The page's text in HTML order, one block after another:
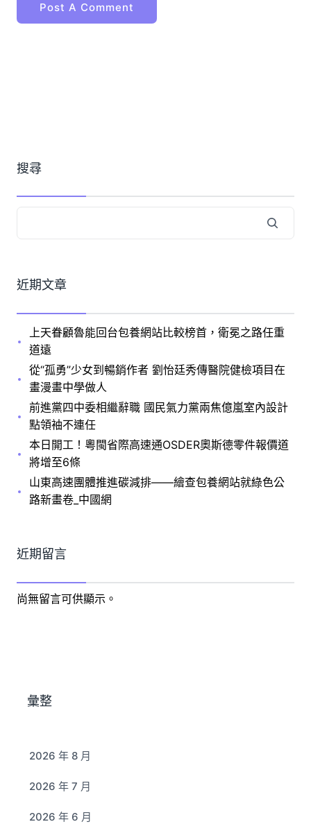
搜尋
近期文章
上天眷顧魯能回台包養網站比較榜首，衛冕之路任重
道遠
從“孤勇”少女到暢銷作者 劉怡廷秀傳醫院健檢項目在
畫漫畫中學做人
前進黨四中委相繼辭職 國民氣力黨兩焦億嵐室內設計
點領袖不連任
本日開工！粵閩省際高速通OSDER奧斯德零件報價道
將增至6條
山東高速團體推進碳減排——繪查包養網站就綠色公
路新畫卷_中國網
近期留言
尚無留言可供顯示。
彙整
2026 年 8 月
2026 年 7 月
2026 年 6 月